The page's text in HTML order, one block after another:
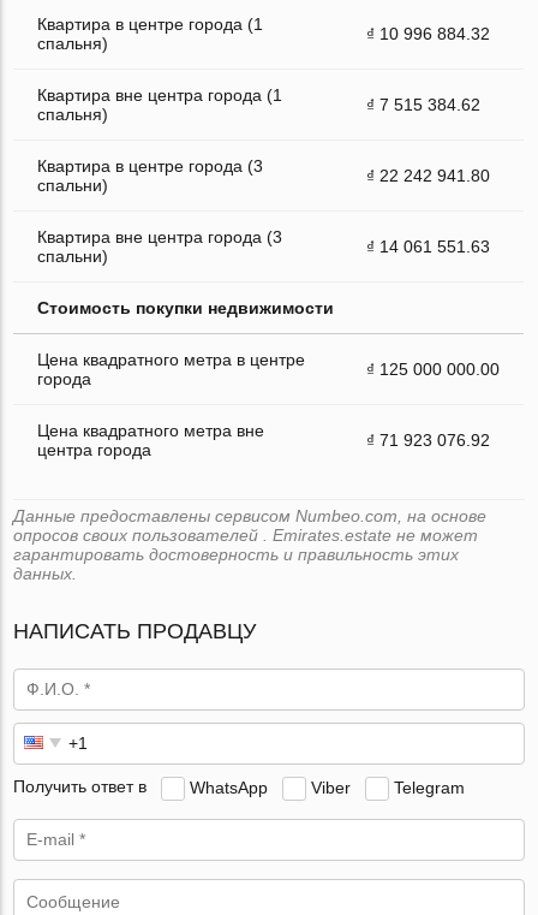
Квартира в центре города (1
спальня)
₫ 10 996 884.32
Квартира вне центра города (1
спальня)
₫ 7 515 384.62
Квартира в центре города (3
спальни)
₫ 22 242 941.80
Квартира вне центра города (3
спальни)
₫ 14 061 551.63
Стоимость покупки недвижимости
Цена квадратного метра в центре
города
₫ 125 000 000.00
Цена квадратного метра вне
центра города
₫ 71 923 076.92
Данные предоставлены сервисом Numbeo.com, на основе
опросов своих пользователей . Emirates.estate не может
гарантировать достоверность и правильность этих
данных.
НАПИСАТЬ ПРОДАВЦУ
Получить ответ в WhatsApp Viber Telegram